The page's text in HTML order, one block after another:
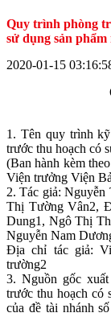
Quy trình phòng
sử dụng sản phẩm
2020-01-15
1. Tên quy trình
trước thu hoạch có
(Ban hành kèm
Viện trưởng Viện
2. Tác giả:
Thị Tường Vân2,
Dung1, Ngô Thị
Nguyễn Nam
Địa chỉ tác giả:
trường2
3. Nguồn gốc
trước thu hoạch có
của đề tài nhánh